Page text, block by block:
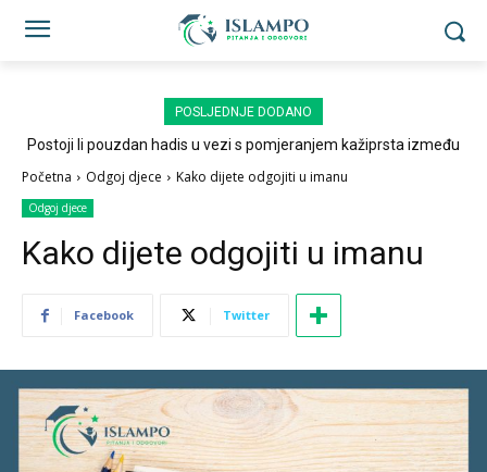
POSLJEDNJE DODANO
Postoji li pouzdan hadis u vezi s pomjeranjem kažiprsta između
Početna Odgoj djece Kako dijete odgojiti u imanu
Odgoj djece
Kako dijete odgojiti u imanu
Facebook Twitter